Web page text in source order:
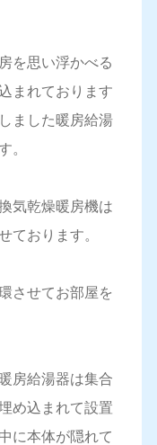
を思い浮かべる
まれております
ました暖房給湯
。
気乾燥暖房機は
ております。
させてお部屋を
房給湯器は集合
め込まれて設置
に本体が隠れて